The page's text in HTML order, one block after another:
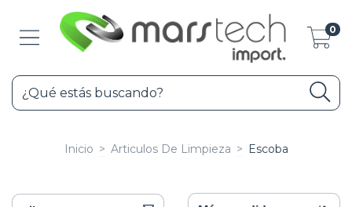
0
Inicio > Articulos De Limpieza > Escoba